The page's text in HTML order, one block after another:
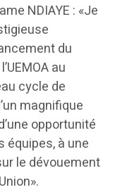
NDIAYE : «Je
du
au
cycle de
magnifique
opportunité
équipes, à une
le dévouement